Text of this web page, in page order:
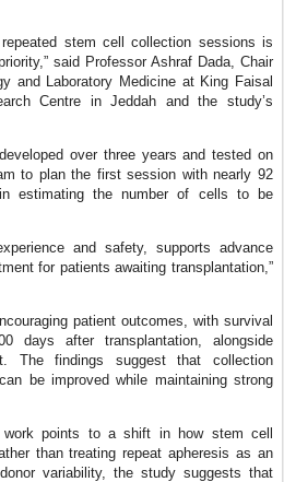
stem cell collection sessions is
said Professor Ashraf Dada, Chair
and Laboratory Medicine at King Faisal
Centre in Jeddah and the study’s
over three years and tested on
to plan the first session with nearly 92
estimating the number of cells to be
and safety, supports advance
for patients awaiting transplantation,”
patient outcomes, with survival
days after transplantation, alongside
The findings suggest that collection
be improved while maintaining strong
work points to a shift in how stem cell
than treating repeat apheresis as an
variability, the study suggests that